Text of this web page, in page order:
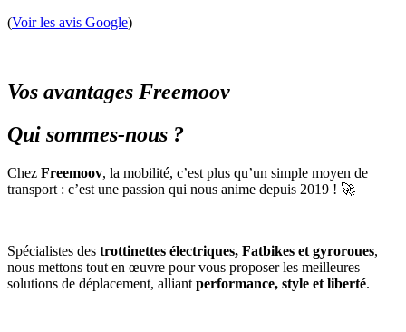
(Voir les avis Google)
Vos avantages Freemoov
Qui sommes-nous ?
Chez Freemoov, la mobilité, c’est plus qu’un simple moyen de
transport : c’est une passion qui nous anime depuis 2019 ! 🚀
Spécialistes des trottinettes électriques, Fatbikes et gyroroues,
nous mettons tout en œuvre pour vous proposer les meilleures
solutions de déplacement, alliant performance, style et liberté.